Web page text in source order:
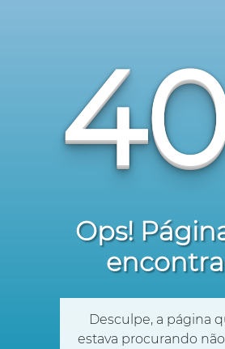
Ops!
Desculpe, a página
estava procurando